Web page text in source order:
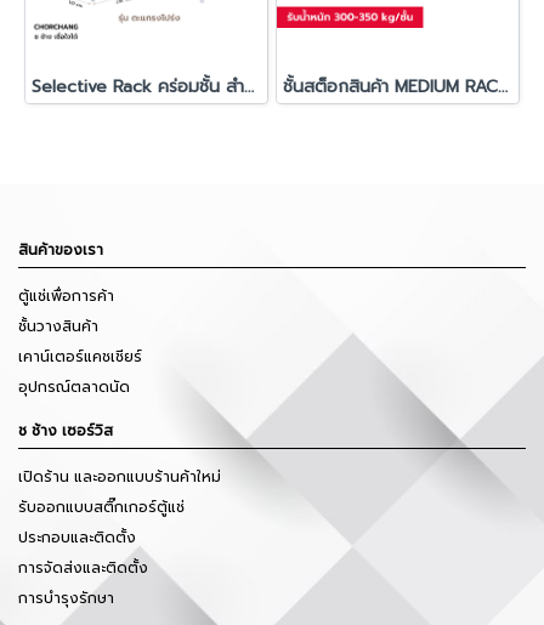
Selective Rack คร่อมชั้น สำหรับวางสต๊อกสินค้า รุ่น ผนังตะแกรงโปร่ง ชั้นสต็อกสินค้า MEDIUM RACK AP ช ช้าง (รับน้ำหนัก 300-350 กก./ชั้น)
สินค้าของเรา
ตู้แช่เพื่อการค้า
ชั้นวางสินค้า
เคาน์เตอร์แคชเชียร์
อุปกรณ์ตลาดนัด
ช ช้าง เซอร์วิส
เปิดร้าน และออกแบบร้านค้าใหม่
รับออกแบบสติ๊กเกอร์ตู้แช่
ประกอบและติดตั้ง
การจัดส่งและติดตั้ง
การบำรุงรักษา